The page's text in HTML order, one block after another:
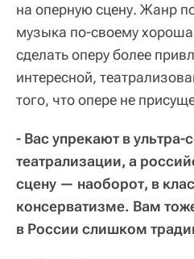
на оперную сцену. Жанр
музыка по-своему
сделать оперу более
интересной,
того, что опере не
- Вас упрекают в
театрализации, а
сцену — наоборот, в
консерватизме. Вам
в России слишком